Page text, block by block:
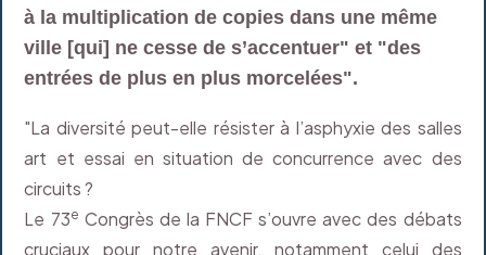
à la multiplication de copies dans une même
ville [qui] ne cesse de s’accentuer" et "des
entrées de plus en plus morcelées".
"La diversité peut-elle résister à l’asphyxie des salles
art et essai en situation de concurrence avec des
circuits ?
Le 73e Congrès de la FNCF s’ouvre avec des débats
cruciaux pour notre avenir, notamment celui des